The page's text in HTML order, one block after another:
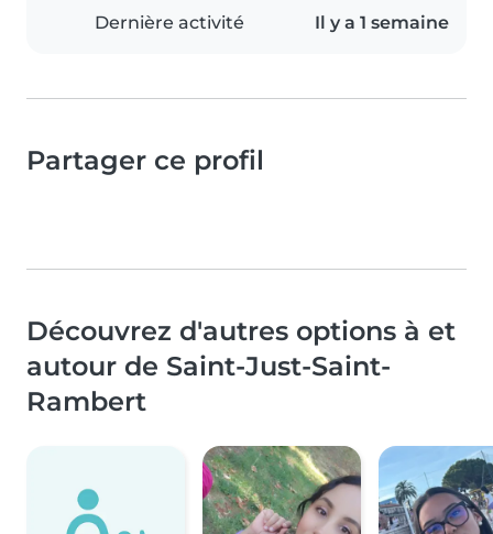
Dernière activité Il y a 1 semaine
Partager ce profil
Découvrez d'autres options à et
autour de Saint-Just-Saint-
Rambert